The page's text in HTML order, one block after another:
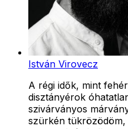
István Virovecz
A régi idők, mint
disztányérok
szivárványos
szürkén tükrözödöm,